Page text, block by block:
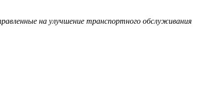
на улучшение транспортного обслуживания